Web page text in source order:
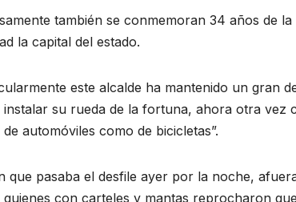
también se conmemoran 34 años de
la capital del estado.
este alcalde ha mantenido un gran
instalar su rueda de la fortuna, ahora otra vez
automóviles como de bicicletas”.
que pasaba el desfile ayer por la noche,
quienes con carteles y mantas reprocharon